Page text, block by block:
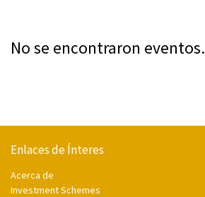
No se encontraron eventos.
Enlaces de Ínteres
Acerca de
Investment Schemes